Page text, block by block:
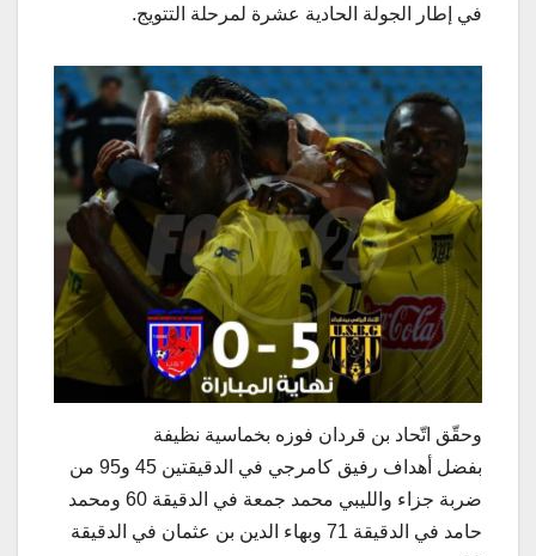
في إطار الجولة الحادية عشرة لمرحلة التتويج.
وحقّق اتّحاد بن قردان فوزه بخماسية نظيفة
بفضل أهداف رفيق كامرجي في الدقيقتين 45 و95 من
ضربة جزاء والليبي محمد جمعة في الدقيقة 60 ومحمد
حامد في الدقيقة 71 وبهاء الدين بن عثمان في الدقيقة